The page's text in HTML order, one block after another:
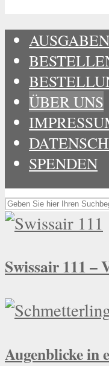
AUSGABEN
ÜBER UNS
SPENDEN
Swissair 111 –
Augenblicke in